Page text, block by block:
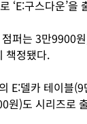
‘E:구스다운’을
퍼는 3만9900
책정됐다.
E:델카 테이블
)도 시리즈로